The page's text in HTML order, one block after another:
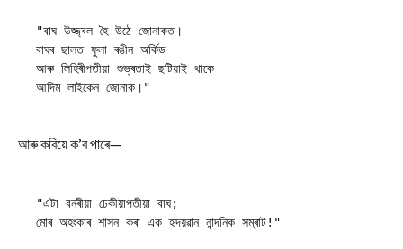
"বাঘ উজ্জ্বল হৈ উঠে জোনাকত।
বাঘৰ ছালত ফুলা ৰঙীন অৰ্কিড
আৰু লিহিৰীপতীয়া শুভ্ৰতাই ছটিয়াই থাকে
আদিম লাইকেন জোনাক।"
আৰু কবিয়ে ক’ব পাৰে—
"এটা বনৰীয়া ঢেকীয়াপতীয়া বাঘ;
মোৰ অহংকাৰ শাসন কৰা এক হৃদয়ৱান নান্দনিক সম্ৰাট!"